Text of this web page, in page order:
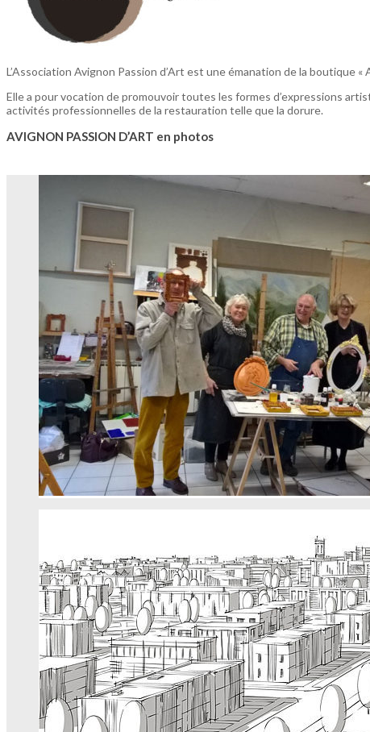
L’Association Avignon Passion d’Art est une émanation de la boutique
Elle a pour vocation de promouvoir toutes les formes d’expressions
activités professionnelles de la restauration telle que la dorure.
AVIGNON PASSION D’ART en photos